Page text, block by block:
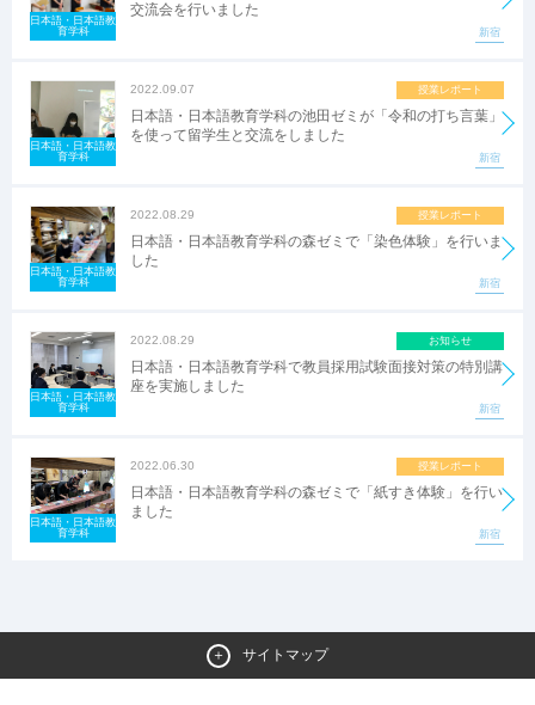
交流会を行いました
新宿
日本語・日本語教
育学科
2022.09.07 授業レポート
日本語・日本語教育学科の池田ゼミが「令和の打ち言葉」
を使って留学生と交流をしました
新宿
日本語・日本語教
育学科
2022.08.29 授業レポート
日本語・日本語教育学科の森ゼミで「染色体験」を行いま
した
新宿
日本語・日本語教
育学科
2022.08.29 お知らせ
日本語・日本語教育学科で教員採用試験面接対策の特別講
座を実施しました
新宿
日本語・日本語教
育学科
2022.06.30 授業レポート
日本語・日本語教育学科の森ゼミで「紙すき体験」を行い
ました
新宿
日本語・日本語教
育学科
サイトマップ